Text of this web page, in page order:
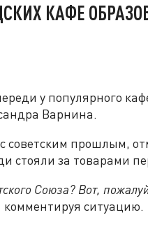
КАФЕ
у популярного
Варнина.
советским прошлым,
стояли за товарами
Союза? Вот,
ситуацию.